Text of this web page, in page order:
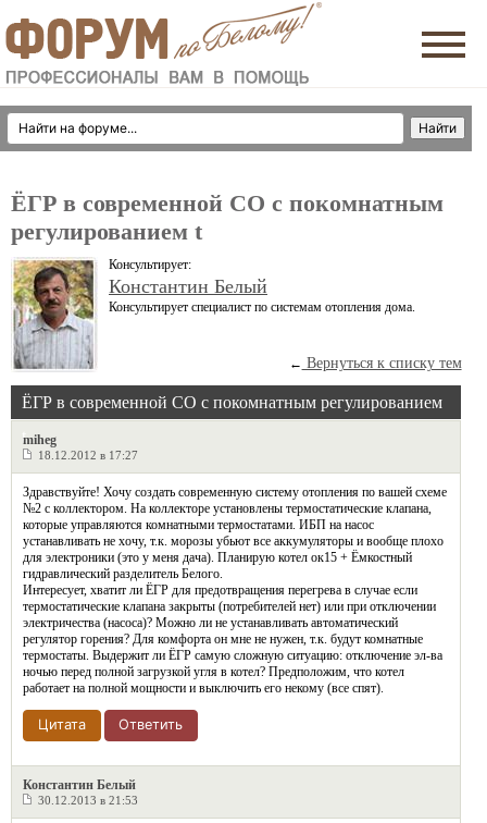
ЁГР в современной СО с покомнатным
регулированием t
Консультирует:
Константин Белый
Консультирует специалист по системам отопления дома.
← Вернуться к списку тем
ЁГР в современной СО с покомнатным регулированием
tmiheg
18.12.2012 в 17:27
Здравствуйте! Хочу создать современную систему отопления по вашей схеме
№2 с коллектором. На коллекторе установлены термостатические клапана,
которые управляются комнатными термостатами. ИБП на насос
устанавливать не хочу, т.к. морозы убьют все аккумуляторы и вообще плохо
для электроники (это у меня дача). Планирую котел ок15 + Ёмкостный
гидравлический разделитель Белого.
Интересует, хватит ли ЁГР для предотвращения перегрева в случае если
термостатические клапана закрыты (потребителей нет) или при отключении
электричества (насоса)? Можно ли не устанавливать автоматический
регулятор горения? Для комфорта он мне не нужен, т.к. будут комнатные
термостаты. Выдержит ли ЁГР самую сложную ситуацию: отключение эл-ва
ночью перед полной загрузкой угля в котел? Предположим, что котел
работает на полной мощности и выключить его некому (все спят).
Цитата Ответить
Константин Белый
30.12.2013 в 21:53